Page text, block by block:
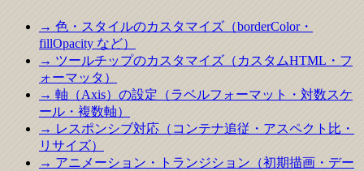
→ 色・スタイルのカスタマイズ（borderColor・
fillOpacity など）
→ ツールチップのカスタマイズ（カスタムHTML・フ
ォーマッタ）
→ 軸（Axis）の設定（ラベルフォーマット・対数スケ
ール・複数軸）
→ レスポンシブ対応（コンテナ追従・アスペクト比・
リサイズ）
→ アニメーション・トランジション（初期描画・デー